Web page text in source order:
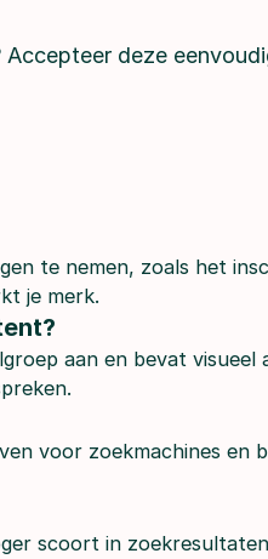
deze
te nemen, zoals het
je merk.
aan en bevat
voor zoekmachines en
scoort in